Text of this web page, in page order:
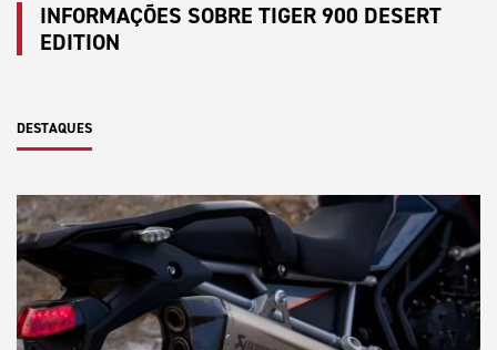
INFORMAÇÕES SOBRE TIGER 900 DESERT
EDITION
DESTAQUES